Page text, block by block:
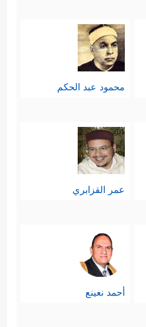
محمود عبد الحكم
عمر القزابري
أحمد نعينع